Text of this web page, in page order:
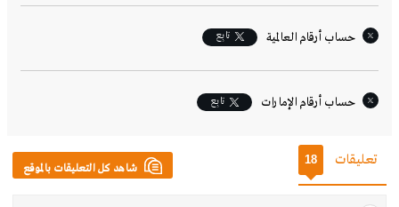
حساب أرقام العالمية تابِع
حساب أرقام الإمارات‎ تابِع
شاهد كل التعليقات بالموقع تعليقات 18